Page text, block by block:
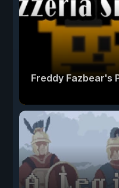
Freddy Fazbear's